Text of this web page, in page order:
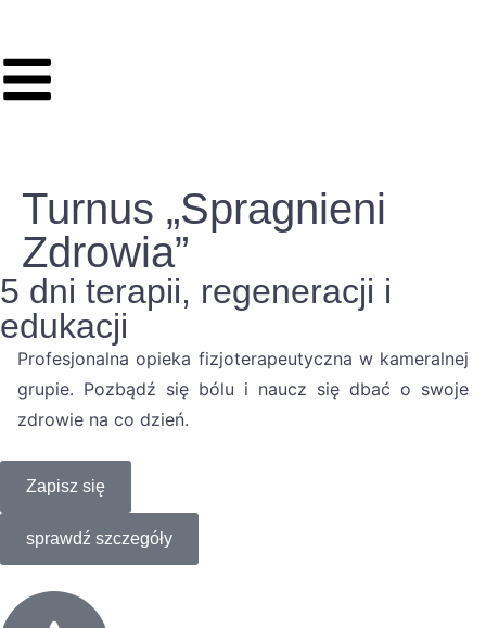
Turnus „Spragnieni
Zdrowia”
5 dni terapii, regeneracji i
edukacji
Profesjonalna opieka fizjoterapeutyczna w kameralnej
grupie. Pozbądź się bólu i naucz się dbać o swoje
zdrowie na co dzień.
Zapisz się
sprawdź szczegóły